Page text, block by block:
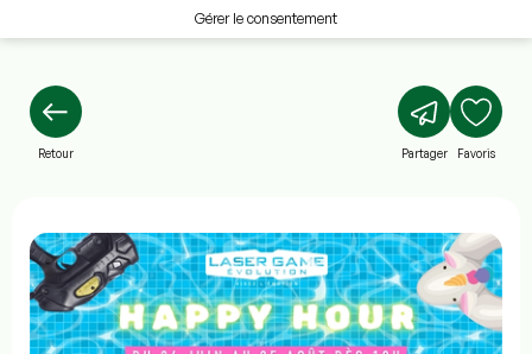
Gérer le consentement
Retour Partager Favoris